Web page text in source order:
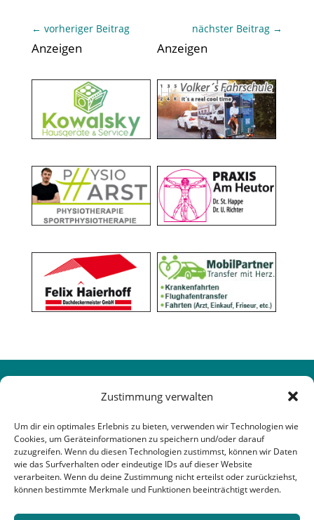
Zustimmung verwalten
Um dir ein optimales Erlebnis zu bieten, verwenden wir Technologien wie
Cookies, um Geräteinformationen zu speichern und/oder darauf
zuzugreifen. Wenn du diesen Technologien zustimmst, können wir Daten
wie das Surfverhalten oder eindeutige IDs auf dieser Website
verarbeiten. Wenn du deine Zustimmung nicht erteilst oder zurückziehst,
können bestimmte Merkmale und Funktionen beeinträchtigt werden.
← vorheriger Beitrag nächster Beitrag →
Anzeigen Anzeigen